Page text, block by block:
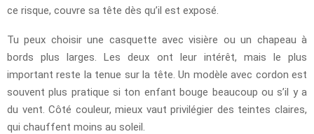
ce risque, couvre sa tête dès qu’il est exposé.
Tu peux choisir une casquette avec visière ou un chapeau à
bords plus larges. Les deux ont leur intérêt, mais le plus
important reste la tenue sur la tête. Un modèle avec cordon est
souvent plus pratique si ton enfant bouge beaucoup ou s’il y a
du vent. Côté couleur, mieux vaut privilégier des teintes claires,
qui chauffent moins au soleil.